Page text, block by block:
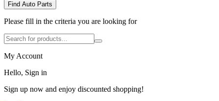
Find Auto Parts
Please fill in the criteria you are looking for
My Account
Hello, Sign in
Sign up now and enjoy discounted shopping!